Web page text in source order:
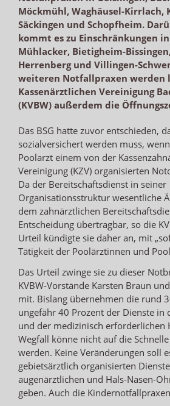
Möckmühl, Waghäusel-Kirrlach,
Säckingen und Schopfheim.
kommt es zu Einschränkungen
Mühlacker, Bietigheim-
Herrenberg und Villingen-
weiteren Notfallpraxen werden
Kassenärztlichen Vereinigung
(KVBW) außerdem die
Das BSG hatte zuvor entschieden,
sozialversichert werden muss,
Poolarzt einem von der
Vereinigung (KZV) organisierten
Da der Bereitschaftsdienst in seiner
Organisationsstruktur wesentliche
dem zahnärztlichen
Entscheidung übertragbar, so die
Urteil kündigte sie daher an, mit
Tätigkeit der Poolärztinnen und
Das Urteil zwinge sie zu dieser
KVBW-Vorstände Karsten Braun
mit. Bislang übernehmen die rund
ungefähr 40 Prozent der Dienste in
und der medizinisch erforderlichen
Wegfall könne nicht auf die
werden. Keine Veränderungen soll
gebietsärztlich organisierten
augenärztlichen und Hals-Nasen-
geben. Auch die